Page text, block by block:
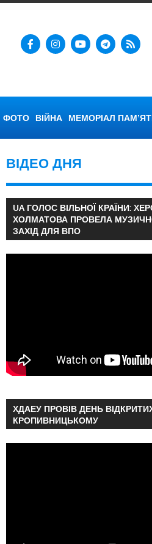
ФОТО ВІЙНА МЕМОРІАЛ
ВІДЕО ДНЯ
UA ГОЛОС ВІЛЬНОЇ КРАЇНИ:
ХОЛМАТОВА ПРОВЕЛА
ЗАХІД ДЛЯ ВПО
ХДАЕУ ПРОВІВ ДЕНЬ
КРОПИВНИЦЬКОМУ